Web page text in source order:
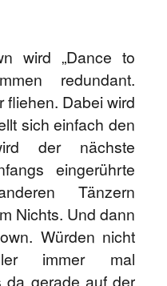
wird „Dance to
redundant.
fliehen. Dabei wird
sich einfach den
der nächste
eingerührte
Tänzern
Nichts. Und dann
Würden nicht
immer mal
da gerade auf der